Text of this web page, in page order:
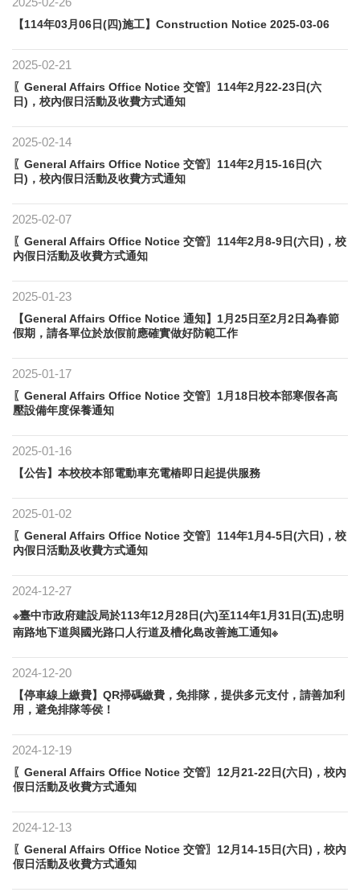
【114年03月06日(四)施工】Construction Notice 2025-03-06
2025-02-21
〖General Affairs Office Notice 交管〗114年2月22-23日(六
日)，校內假日活動及收費方式通知
2025-02-14
〖General Affairs Office Notice 交管〗114年2月15-16日(六
日)，校內假日活動及收費方式通知
2025-02-07
〖General Affairs Office Notice 交管〗114年2月8-9日(六日)，校
內假日活動及收費方式通知
2025-01-23
【General Affairs Office Notice 通知】1月25日至2月2日為春節
假期，請各單位於放假前應確實做好防範工作
2025-01-17
〖General Affairs Office Notice 交管〗1月18日校本部寒假各高
壓設備年度保養通知
2025-01-16
【公告】本校校本部電動車充電樁即日起提供服務
2025-01-02
〖General Affairs Office Notice 交管〗114年1月4-5日(六日)，校
內假日活動及收費方式通知
2024-12-27
※臺中市政府建設局於113年12月28日(六)至114年1月31日(五)忠明
南路地下道與國光路口人行道及槽化島改善施工通知※
2024-12-20
【停車線上繳費】QR掃碼繳費，免排隊，提供多元支付，請善加利
用，避免排隊等侯！
2024-12-19
〖General Affairs Office Notice 交管〗12月21-22日(六日)，校內
假日活動及收費方式通知
2024-12-13
〖General Affairs Office Notice 交管〗12月14-15日(六日)，校內
假日活動及收費方式通知